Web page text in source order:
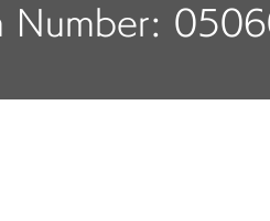
Number: